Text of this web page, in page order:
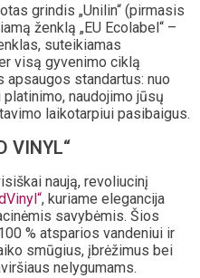
grindis „Unilin“ (pirmasis
ženklą „EU Ecolabel“ –
suteikiamas
visą gyvenimo ciklą
standartus: nuo
naudojimo jūsų
laikotarpiui pasibaigus.
VINYL“
naują, revoliucinį
, kuriame elegancija
savybėmis. Šios
% atsparios vandeniui ir
smūgius, įbrėžimus bei
nelygumams.